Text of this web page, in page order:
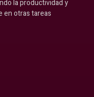
la productividad y
en otras tareas